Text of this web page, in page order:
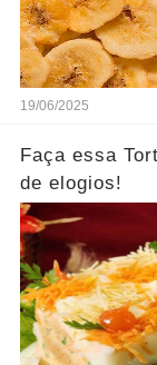
19/06/2025
Faça essa
de elogios!